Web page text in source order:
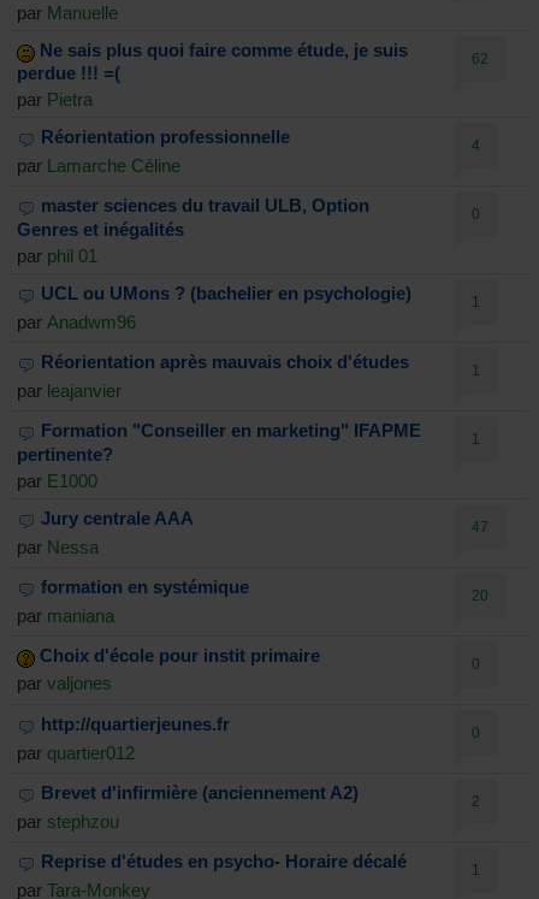
par Manuelle
Ne sais plus quoi faire comme étude, je suis
perdue !!! =(
par Pietra
62
Réorientation professionnelle
par Lamarche Céline
4
master sciences du travail ULB, Option
Genres et inégalités
par phil 01
0
UCL ou UMons ? (bachelier en psychologie)
par Anadwm96
1
Réorientation après mauvais choix d'études
par leajanvier
1
Formation "Conseiller en marketing" IFAPME
pertinente?
par E1000
1
Jury centrale AAA
par Nessa
47
formation en systémique
par maniana
20
Choix d'école pour instit primaire
par valjones
0
http://quartierjeunes.fr
par quartier012
0
Brevet d'infirmière (anciennement A2)
par stephzou
2
Reprise d'études en psycho- Horaire décalé
par Tara-Monkey
1